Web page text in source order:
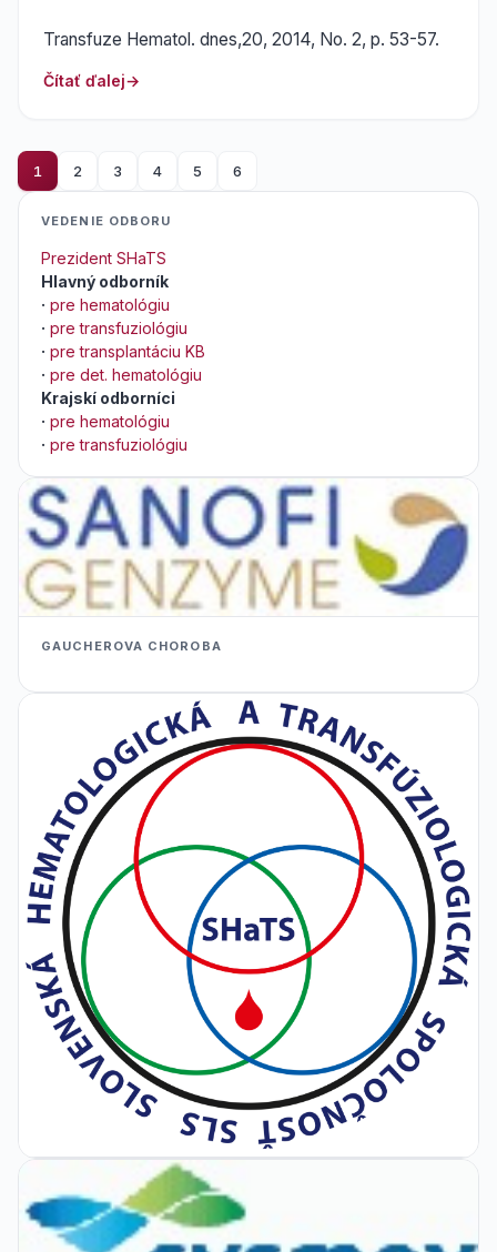
Transfuze Hematol. dnes,20, 2014, No. 2, p. 53-57.
Čítať ďalej
1 2 3 4 5 6
VEDENIE ODBORU
Prezident SHaTS
Hlavný odborník
· pre hematológiu
· pre transfuziológiu
· pre transplantáciu KB
· pre det. hematológiu
Krajskí odborníci
· pre hematológiu
· pre transfuziológiu
GAUCHEROVA CHOROBA